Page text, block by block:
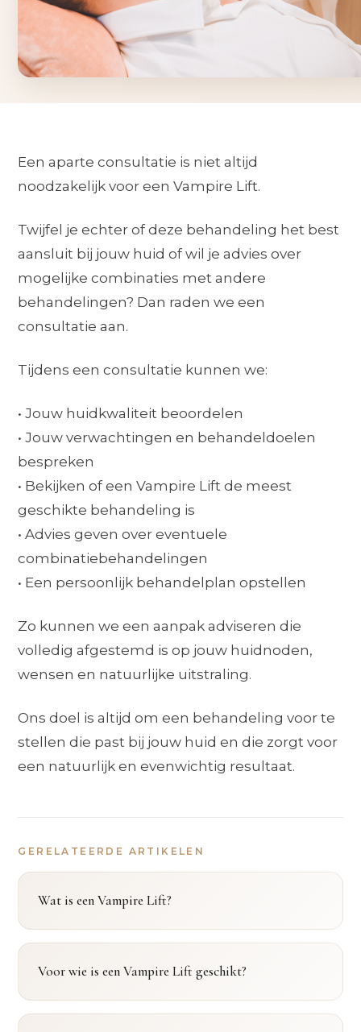
Een aparte consultatie is niet altijd
noodzakelijk voor een Vampire Lift.
Twijfel je echter of deze behandeling het best
aansluit bij jouw huid of wil je advies over
mogelijke combinaties met andere
behandelingen? Dan raden we een
consultatie aan.
Tijdens een consultatie kunnen we:
• Jouw huidkwaliteit beoordelen
• Jouw verwachtingen en behandeldoelen
bespreken
• Bekijken of een Vampire Lift de meest
geschikte behandeling is
• Advies geven over eventuele
combinatiebehandelingen
• Een persoonlijk behandelplan opstellen
Zo kunnen we een aanpak adviseren die
volledig afgestemd is op jouw huidnoden,
wensen en natuurlijke uitstraling.
Ons doel is altijd om een behandeling voor te
stellen die past bij jouw huid en die zorgt voor
een natuurlijk en evenwichtig resultaat.
GERELATEERDE ARTIKELEN
Wat is een Vampire Lift?
Voor wie is een Vampire Lift geschikt?